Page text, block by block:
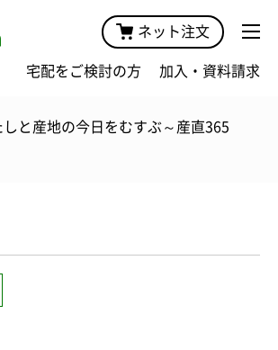
ネット注文
宅配をご検討の方 加入・資料請求
しと産地の今日をむすぶ～産直365